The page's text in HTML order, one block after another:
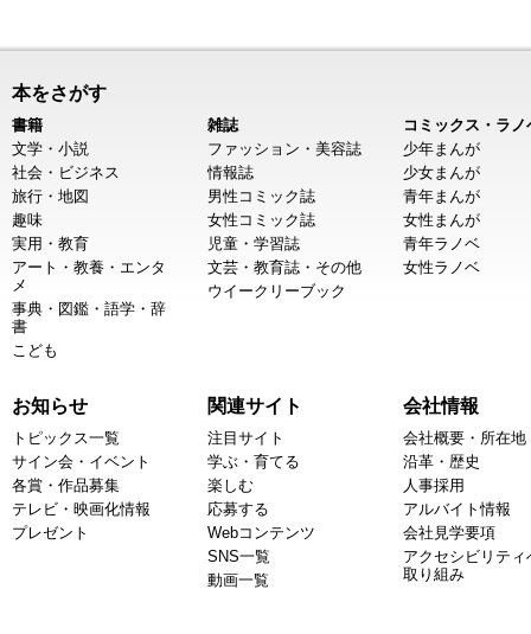
本をさがす
書籍
文学・小説
社会・ビジネス
旅行・地図
趣味
実用・教育
アート・教養・エンタ
メ
事典・図鑑・語学・辞
書
こども
雑誌
ファッション・美容誌
情報誌
男性コミック誌
女性コミック誌
児童・学習誌
文芸・教育誌・その他
ウイークリーブック
コミックス・ラノ
少年まんが
少女まんが
青年まんが
女性まんが
青年ラノベ
女性ラノベ
お知らせ
トピックス一覧
サイン会・イベント
各賞・作品募集
テレビ・映画化情報
プレゼント
関連サイト
注目サイト
学ぶ・育てる
楽しむ
応募する
Webコンテンツ
SNS一覧
動画一覧
会社情報
会社概要・所在地
沿革・歴史
人事採用
アルバイト情報
会社見学要項
アクセシビリティ
取り組み